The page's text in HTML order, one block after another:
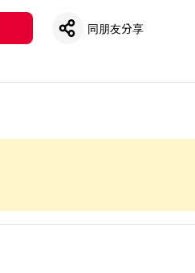
同朋友分享